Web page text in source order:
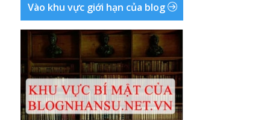
Vào khu vực giới hạn của blog